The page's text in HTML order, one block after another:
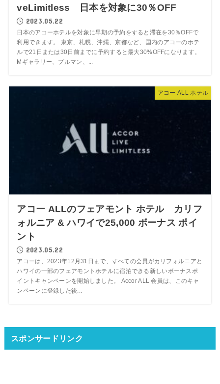
veLimitless 日本を対象に30％OFF
2023.05.22
日本のアコーホテルを対象に早期の予約をすると滞在を30％OFFで
利用できます。 東京、札幌、沖縄、京都など、国内のアコーのホテ
ルで21日または30日前までに予約すると最大30%OFFになります。
Mギャラリー、プルマン、...
アコー ALL ホテル
アコー ALLのフェアモント ホテル カリフ
ォルニア & ハワイで25,000 ボーナス ポイ
ント
2023.05.22
アコーは、2023年12月31日まで、すべての会員がカリフォルニアと
ハワイの一部のフェアモントホテルに宿泊できる新しいボーナスポ
イントキャンペーンを開始しました。 Accor ALL 会員は、このキャ
ンペーンに登録した後...
スポンサードリンク